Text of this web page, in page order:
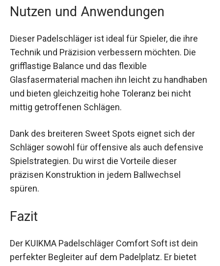
Nutzen und Anwendungen
Dieser Padelschläger ist ideal für Spieler, die ihre
Technik und Präzision verbessern möchten. Die
grifflastige Balance und das flexible
Glasfasermaterial machen ihn leicht zu
handhaben und bieten gleichzeitig hohe Toleranz
bei nicht mittig getroffenen Schlägen.
Dank des breiteren Sweet Spots eignet sich der
Schläger sowohl für offensive als auch
defensive Spielstrategien. Du wirst die Vorteile
dieser präzisen Konstruktion in jedem
Ballwechsel spüren.
Fazit
Der KUIKMA Padelschläger Comfort Soft ist dein
perfekter Begleiter auf dem Padelplatz. Er bietet